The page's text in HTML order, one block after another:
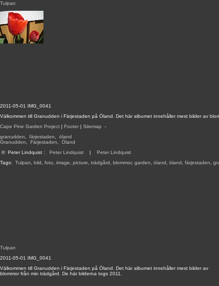
2011-05-01 IMG_0041
Välkommen till Granudden i Färjestaden på Öland. Det här albumet innehåller mest bilder av
Cape Pine Garden Project | Footer | Sitemap -
granudden
färjestaden
öland
Granudden
Färjestaden
Öland
© Peter Lindquist : Peter Lindquist | Peter Lindquist
Tags: Tulpan bild foto image picture trädgård blommor, garden öland öland färjestaden
Tulpan
Tulpan
2011-05-01 IMG_0041
Välkommen till Granudden i Färjestaden på Öland. Det här albumet innehåller mest bilder av
blommor från min trädgård. De här bilderna togs 2011.